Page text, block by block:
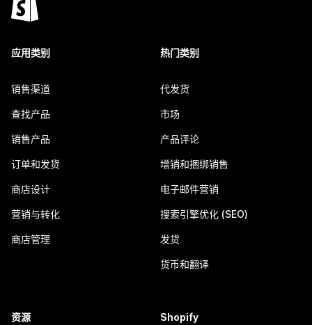
应用类别
销售渠道
查找产品
销售产品
订单和发货
商店设计
营销与转化
商店管理
热门类别
代发货
市场
产品评论
增销和捆绑销售
电子邮件营销
搜索引擎优化 (SEO)
发货
货币和翻译
资源 Shopify